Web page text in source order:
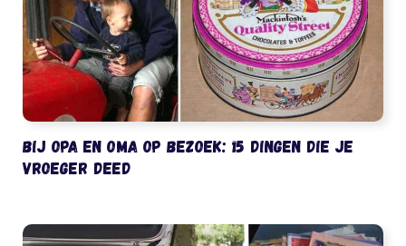
Bij opa en oma op bezoek: 15 dingen die je
vroeger deed